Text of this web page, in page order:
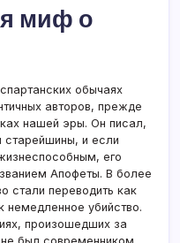
миф о
обычаях
авторов, прежде
нашей эры. Он писал,
старейшины, и если
его
Апофеты. В более
стали переводить как
убийство.
произошедших за